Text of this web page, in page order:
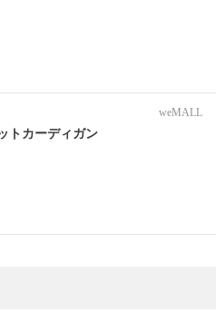
weMALL
トカーディガン